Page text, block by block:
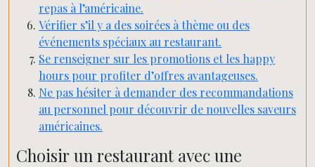
repas à l’américaine.
Vérifier s’il y a des soirées à thème ou des
événements spéciaux au restaurant.
Se renseigner sur les promotions et les happy
hours pour profiter d’offres avantageuses.
Ne pas hésiter à demander des recommandations
au personnel pour découvrir de nouvelles saveurs
américaines.
Choisir un restaurant avec une